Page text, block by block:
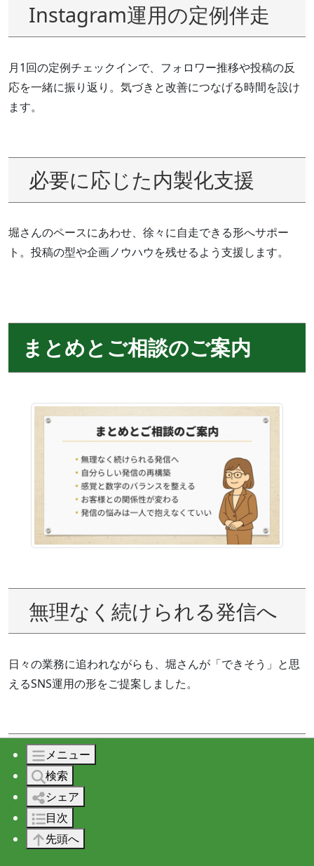
Instagram運用の定例伴走
月1回の定例チェックインで、フォロワー推移や投稿の反
応を一緒に振り返り。気づきと改善につなげる時間を設け
ます。
必要に応じた内製化支援
堀さんのペースにあわせ、徐々に自走できる形へサポー
ト。投稿の型や企画ノウハウを残せるよう支援します。
まとめとご相談のご案内
無理なく続けられる発信へ
日々の業務に追われながらも、堀さんが「できそう」と思
えるSNS運用の形をご提案しました。
自分らしい発信の再構築
自然光や店の静けさを活かした投稿で、“らしさ”を失わず
に発信を強化できる道筋を描いています。
メニュー
検索
シェア
目次
先頭へ